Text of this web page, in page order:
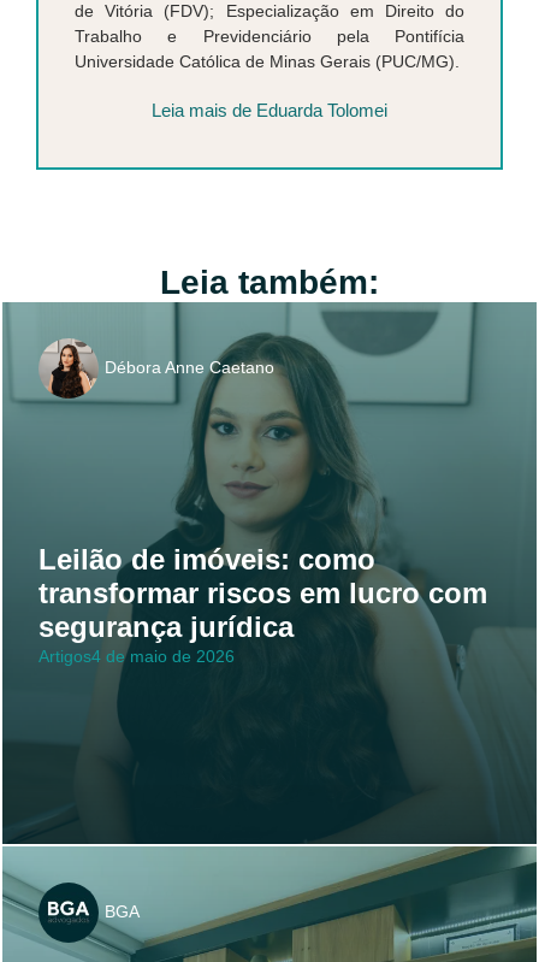
de Vitória (FDV); Especialização em Direito do
Trabalho e Previdenciário pela Pontifícia
Universidade Católica de Minas Gerais (PUC/MG).
Leia mais de Eduarda Tolomei
Leia também:
Débora Anne Caetano
Leilão de imóveis: como
transformar riscos em lucro com
segurança jurídica
Artigos4 de maio de 2026
BGA